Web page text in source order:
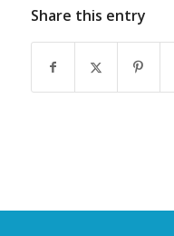
Share this entry